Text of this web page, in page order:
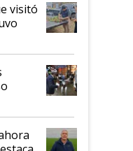
visitó